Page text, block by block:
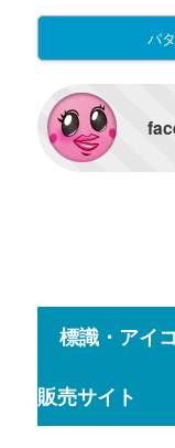
パ
標識・アイ
販売サイト